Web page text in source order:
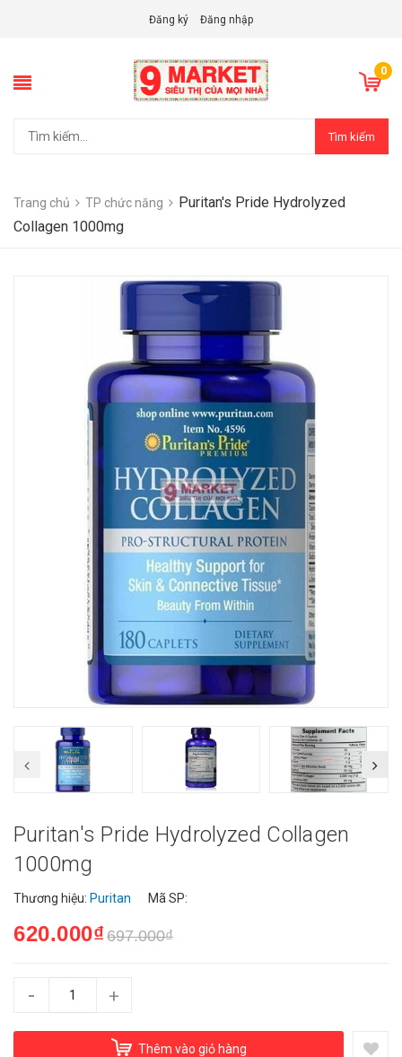
Đăng ký Đăng nhập
0
Tìm kiếm
Trang chủ TP chức năng
Puritan's Pride Hydrolyzed
Collagen 1000mg
Puritan's Pride Hydrolyzed Collagen
1000mg
Thương hiệu: Puritan Mã SP:
620.000₫697.000₫
- +
Thêm vào giỏ hàng